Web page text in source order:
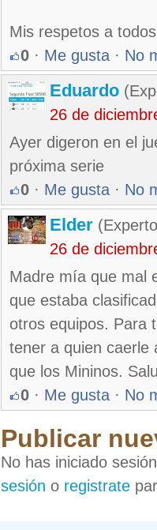
Mis respetos a
0 · Me gusta · No
Eduardo
26 de
Ayer digeron en el
próxima serie
0 · Me gusta · No
Elder
26 de
Madre mía que mal
que estaba
otros equipos. Para
tener a quien caerle
que los Mininos.
0 · Me gusta · No
Publicar
No has iniciado
sesión o registrate